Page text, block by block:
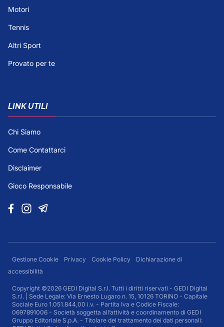
Motori
Tennis
Altri Sport
Provato per te
LINK UTILI
Chi Siamo
Come Contattarci
Disclaimer
Gioco Responsabile
Gestione Cookie Privacy Cookie Policy
Dichiarazione di
accessibilità
Copyright ©2026 GEDI Digital S.r.l. Tutti i diritti riservati - GEDI Digital
S.r.l. | Sede Legale: Via Ernesto Lugaro n. 15, 10126 TORINO - Capitale
Sociale Euro 1.051.844,00 i.v. - Partita Iva e Codice Fiscale:
0697891006 - Società soggetta all’attività e coordinamento di GEDI
Gruppo Editoriale S.p.A. - Titolare del trattamento dei dati personali: